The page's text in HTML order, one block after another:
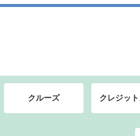
クルーズ クレジッ